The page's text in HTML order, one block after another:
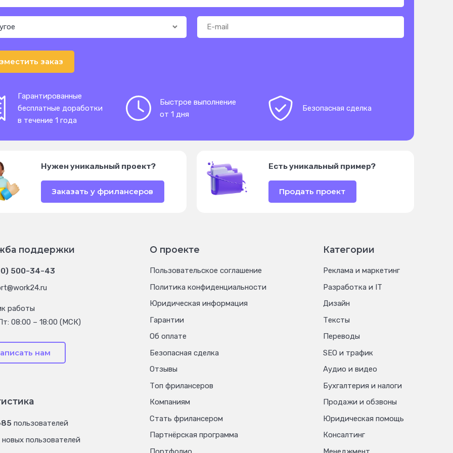
заказ
Гарантированные
бесплатные доработки
в течение 1 года
Быстрое выполнение
от 1 дня
Безопасная сделка
Нужен уникальный проект?
Заказать у фрилансеров
Есть уникальный пример?
Продать проект
поддержки
500-34-43
работы
08:00 – 18:00 (МСК)
нам
Категории
Реклама и маркетинг
Разработка и IT
Дизайн
Тексты
Переводы
SEO и трафик
Аудио и видео
Бухгалтерия и налоги
Продажи и обзвоны
Юридическая помощь
Консалтинг
О проекте
Пользовательское соглашение
Политика конфиденциальности
Юридическая информация
Гарантии
Об оплате
Безопасная сделка
Отзывы
Топ фрилансеров
Компаниям
Стать фрилансером
Партнёрская программа
пользователей
новых пользователей